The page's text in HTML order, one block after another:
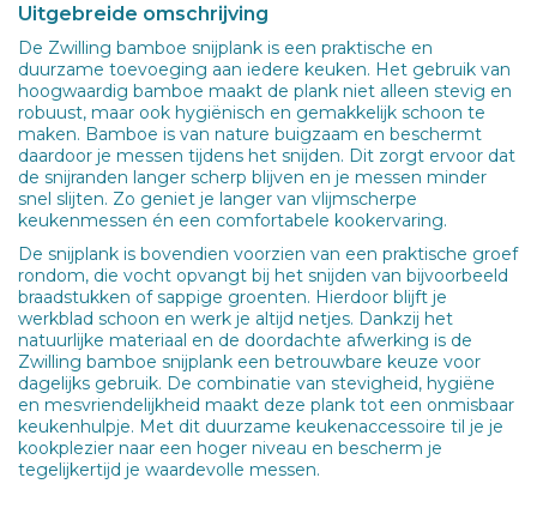
Uitgebreide omschrijving
De Zwilling bamboe snijplank is een praktische en
duurzame toevoeging aan iedere keuken. Het gebruik van
hoogwaardig bamboe maakt de plank niet alleen stevig en
robuust, maar ook hygiënisch en gemakkelijk schoon te
maken. Bamboe is van nature buigzaam en beschermt
daardoor je messen tijdens het snijden. Dit zorgt ervoor dat
de snijranden langer scherp blijven en je messen minder
snel slijten. Zo geniet je langer van vlijmscherpe
keukenmessen én een comfortabele kookervaring.
De snijplank is bovendien voorzien van een praktische groef
rondom, die vocht opvangt bij het snijden van bijvoorbeeld
braadstukken of sappige groenten. Hierdoor blijft je
werkblad schoon en werk je altijd netjes. Dankzij het
natuurlijke materiaal en de doordachte afwerking is de
Zwilling bamboe snijplank een betrouwbare keuze voor
dagelijks gebruik. De combinatie van stevigheid, hygiëne
en mesvriendelijkheid maakt deze plank tot een onmisbaar
keukenhulpje. Met dit duurzame keukenaccessoire til je je
kookplezier naar een hoger niveau en bescherm je
tegelijkertijd je waardevolle messen.